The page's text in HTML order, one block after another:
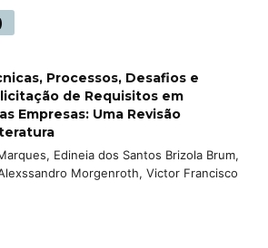
Processos, Desafios e
de Requisitos em
Empresas: Uma Revisão
Edineia dos Santos Brizola Brum,
Morgenroth, Victor Francisco